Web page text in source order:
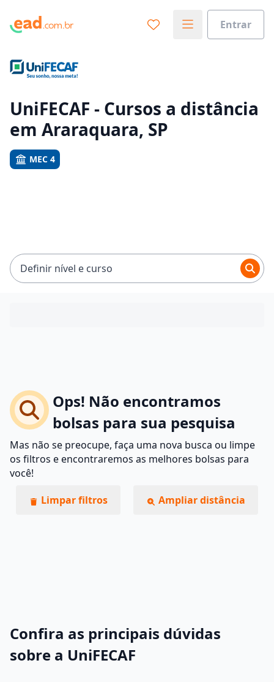
Entrar
Vamos te guiar no caminho ideal para seus estudos
Sim, já sei
UniFECAF - Cursos a distância
em Araraquara, SP
MEC 4
Definir nível e curso
Ops! Não encontramos
bolsas para sua pesquisa
Mas não se preocupe, faça uma nova busca ou limpe
os filtros e encontraremos as melhores bolsas para
você!
Limpar filtros
Ampliar distância
Confira as principais dúvidas
sobre a UniFECAF